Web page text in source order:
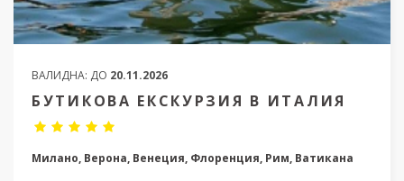
ВАЛИДНА: ДО 20.11.2026
БУТИКОВА ЕКСКУРЗИЯ В ИТАЛИЯ
Милано, Верона, Венеция, Флоренция, Рим, Ватикана